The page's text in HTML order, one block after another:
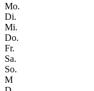
Mo.
Di.
Mi.
Do.
Fr.
Sa.
So.
M